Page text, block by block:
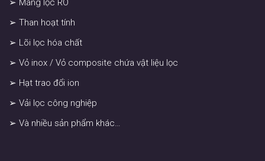
➢ Màng lọc RO
➢ Than hoạt tính
➢ Lõi lọc hóa chất
➢ Vỏ inox / Vỏ composite chứa vật liệu lọc
➢ Hạt trao đổi ion
➢ Vải lọc công nghiệp
➢ Và nhiều sản phẩm khác…